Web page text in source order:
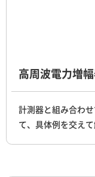
高周波電力増
計測器と組み合わ
て、具体例を交えて